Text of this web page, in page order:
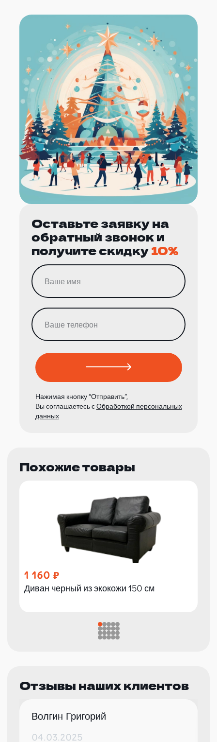
Оставьте заявку на
обратный звонок и
получите скидку10%
Нажимая кнопку “Отправить”,
Вы соглашаетесь сОбработкой персональных
данных
Похожие товары
1 160
Диван черный из экокожи 150 см
Отзывы наших клиентов
Волгин Григорий
04.03.2025